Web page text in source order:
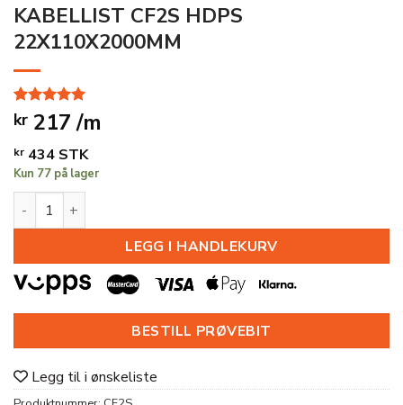
KABELLIST CF2S HDPS
22X110X2000MM
Vurdert5
av 5 basert
1
kundevurdering
kr 217 /m
kr 434 STK
Kun 77 på lager
KABELLIST CF2S HDPS 22X110X2000MM antall
LEGG I HANDLEKURV
BESTILL PRØVEBIT
Legg til i ønskeliste